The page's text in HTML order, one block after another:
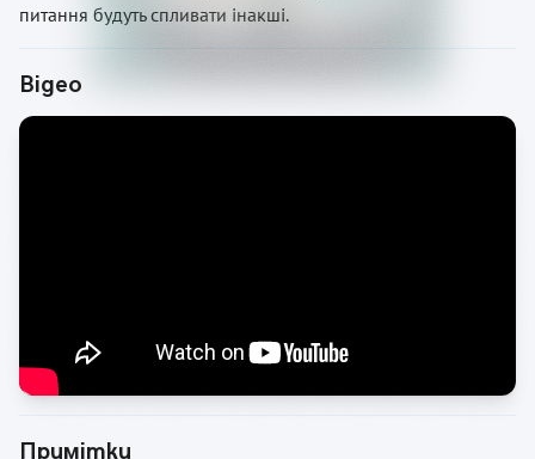
питання будуть спливати інакші.
Відео
Примітки